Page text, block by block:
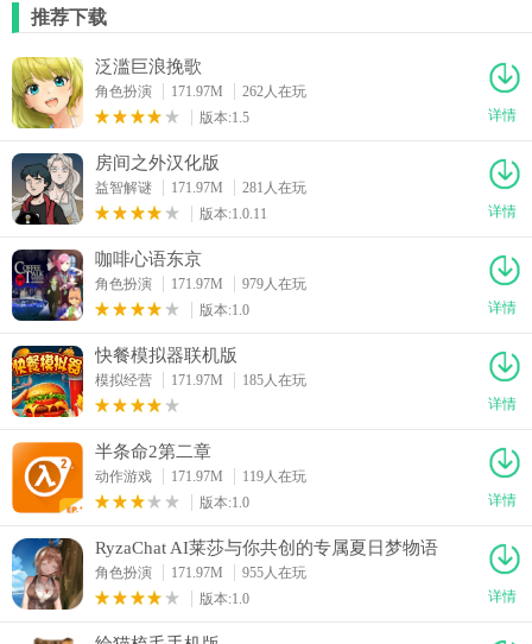
推荐下载
泛滥巨浪挽歌
角色扮演 171.97M
262人在玩
版本:1.5
详情
房间之外汉化版
益智解谜 171.97M
281人在玩
版本:1.0.11
详情
咖啡心语东京
角色扮演 171.97M
979人在玩
版本:1.0
详情
快餐模拟器联机版
模拟经营 171.97M
185人在玩
详情
半条命2第二章
动作游戏 171.97M
119人在玩
版本:1.0
详情
RyzaChat AI莱莎与你共创的专属夏日梦物语
角色扮演 171.97M
955人在玩
版本:1.0
详情